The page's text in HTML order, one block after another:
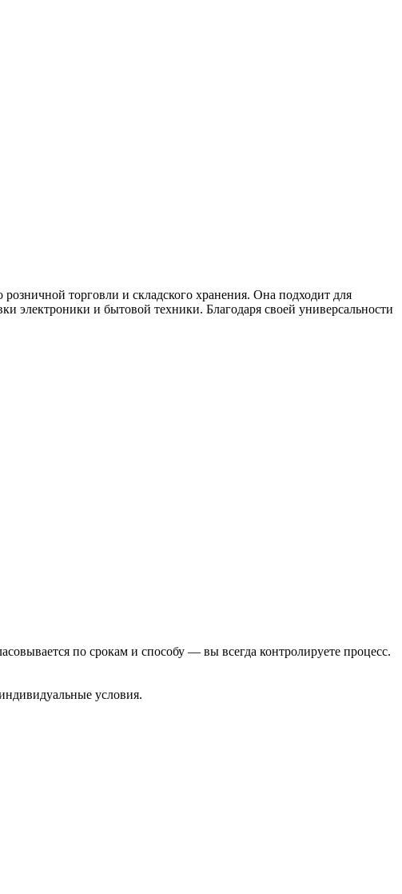
торговли и складского хранения. Она подходит для
электроники и бытовой техники. Благодаря своей универсальности
по срокам и способу — вы всегда контролируете процесс.
условия.